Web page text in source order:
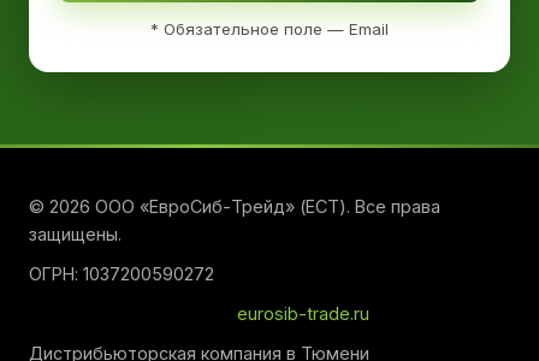
* Обязательное поле — Email
© 2026 ООО «ЕвроСиб-Трейд» (ЕСТ). Все права
защищены.
ОГРН: 1037200590272
eurosib-trade.ru
Дистрибьюторская компания в Тюмени